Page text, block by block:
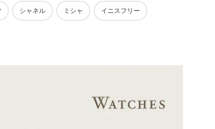
シャネル ミシャ イニスフリー